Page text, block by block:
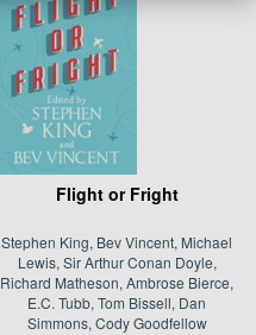
Flight or Fright
Stephen King, Bev Vincent, Michael
Lewis, Sir Arthur Conan Doyle,
Richard Matheson, Ambrose Bierce,
E.C. Tubb, Tom Bissell, Dan
Simmons, Cody Goodfellow